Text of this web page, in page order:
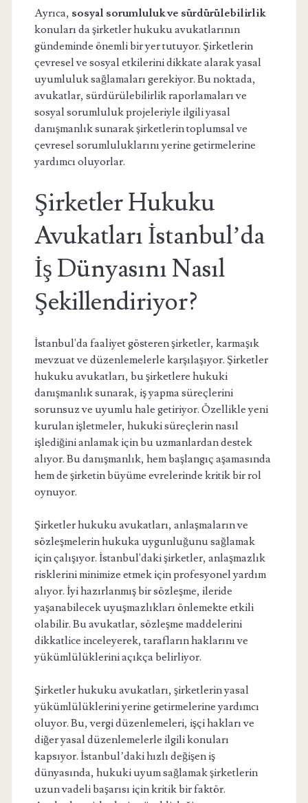
Ayrıca, sosyal sorumluluk ve sürdürülebilirlik
konuları da şirketler hukuku avukatlarının
gündeminde önemli bir yer tutuyor. Şirketlerin
çevresel ve sosyal etkilerini dikkate alarak yasal
uyumluluk sağlamaları gerekiyor. Bu noktada,
avukatlar, sürdürülebilirlik raporlamaları ve
sosyal sorumluluk projeleriyle ilgili yasal
danışmanlık sunarak şirketlerin toplumsal ve
çevresel sorumluluklarını yerine getirmelerine
yardımcı oluyorlar.
Şirketler Hukuku
Avukatları İstanbul’da
İş Dünyasını Nasıl
Şekillendiriyor?
İstanbul'da faaliyet gösteren şirketler, karmaşık
mevzuat ve düzenlemelerle karşılaşıyor. Şirketler
hukuku avukatları, bu şirketlere hukuki
danışmanlık sunarak, iş yapma süreçlerini
sorunsuz ve uyumlu hale getiriyor. Özellikle yeni
kurulan işletmeler, hukuki süreçlerin nasıl
işlediğini anlamak için bu uzmanlardan destek
alıyor. Bu danışmanlık, hem başlangıç aşamasında
hem de şirketin büyüme evrelerinde kritik bir rol
oynuyor.
Şirketler hukuku avukatları, anlaşmaların ve
sözleşmelerin hukuka uygunluğunu sağlamak
için çalışıyor. İstanbul'daki şirketler, anlaşmazlık
risklerini minimize etmek için profesyonel yardım
alıyor. İyi hazırlanmış bir sözleşme, ileride
yaşanabilecek uyuşmazlıkları önlemekte etkili
olabilir. Bu avukatlar, sözleşme maddelerini
dikkatlice inceleyerek, tarafların haklarını ve
yükümlülüklerini açıkça belirliyor.
Şirketler hukuku avukatları, şirketlerin yasal
yükümlülüklerini yerine getirmelerine yardımcı
oluyor. Bu, vergi düzenlemeleri, işçi hakları ve
diğer yasal düzenlemelerle ilgili konuları
kapsıyor. İstanbul’daki hızlı değişen iş
dünyasında, hukuki uyum sağlamak şirketlerin
uzun vadeli başarısı için kritik bir faktör.